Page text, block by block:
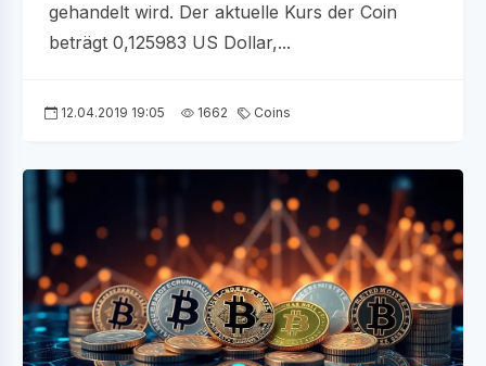
gehandelt wird. Der aktuelle Kurs der Coin
beträgt 0,125983 US Dollar,...
12.04.2019 19:05 1662 Coins